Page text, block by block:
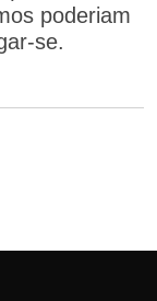
poderiam
se.